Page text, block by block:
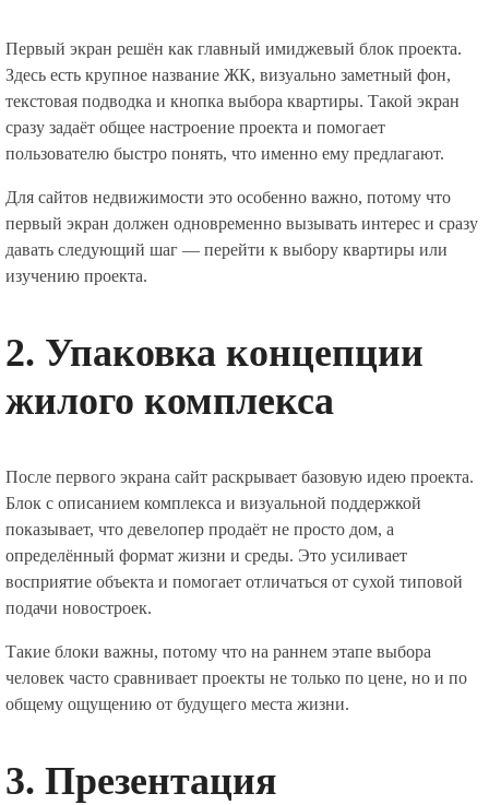
Первый экран решён как главный имиджевый блок проекта.
Здесь есть крупное название ЖК, визуально заметный фон,
текстовая подводка и кнопка выбора квартиры. Такой экран
сразу задаёт общее настроение проекта и помогает
пользователю быстро понять, что именно ему предлагают.
Для сайтов недвижимости это особенно важно, потому что
первый экран должен одновременно вызывать интерес и сразу
давать следующий шаг — перейти к выбору квартиры или
изучению проекта.
2. Упаковка концепции
жилого комплекса
После первого экрана сайт раскрывает базовую идею проекта.
Блок с описанием комплекса и визуальной поддержкой
показывает, что девелопер продаёт не просто дом, а
определённый формат жизни и среды. Это усиливает
восприятие объекта и помогает отличаться от сухой типовой
подачи новостроек.
Такие блоки важны, потому что на раннем этапе выбора
человек часто сравнивает проекты не только по цене, но и по
общему ощущению от будущего места жизни.
3. Презентация